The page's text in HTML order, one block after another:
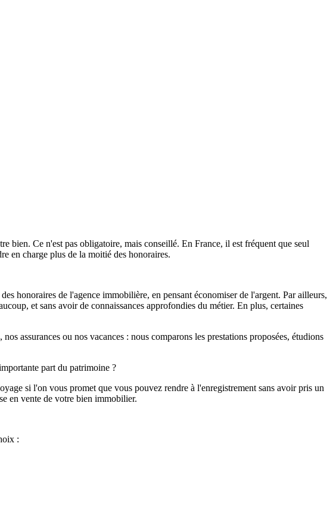
bien. Ce n'est pas obligatoire, mais conseillé. En France, il est fréquent que seul
en charge plus de la moitié des honoraires.
honoraires de l'agence immobilière, en pensant économiser de l'argent. Par ailleurs,
et sans avoir de connaissances approfondies du métier. En plus, certaines
assurances ou nos vacances : nous comparons les prestations proposées, étudions
part du patrimoine ?
si l'on vous promet que vous pouvez rendre à l'enregistrement sans avoir pris un
en vente de votre bien immobilier.
: